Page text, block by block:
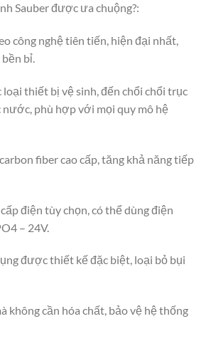
Sauber được ưa chuộng?:
công nghệ tiên tiến, hiện đại nhất,
bỉ.
loại thiết bị vệ sinh, đến chổi chổi trục
nước, phù hợp với mọi quy mô hệ
fiber cao cấp, tăng khả năng tiếp
điện tùy chọn, có thể dùng điện
– 24V.
được thiết kế đặc biệt, loại bỏ bụi
không cần hóa chất, bảo vệ hệ thống